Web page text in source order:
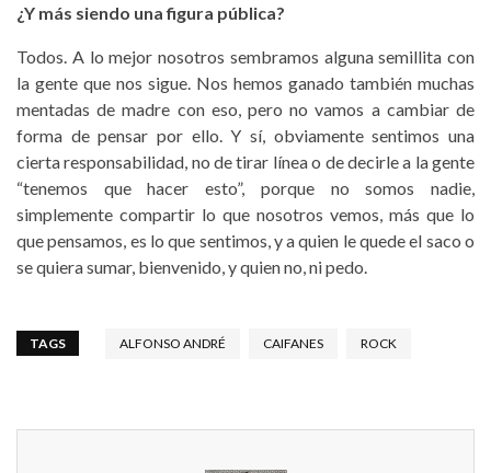
¿Y más siendo una figura pública?
Todos. A lo mejor nosotros sembramos alguna semillita con
la gente que nos sigue. Nos hemos ganado también muchas
mentadas de madre con eso, pero no vamos a cambiar de
forma de pensar por ello. Y sí, obviamente sentimos una
cierta responsabilidad, no de tirar línea o de decirle a la gente
“tenemos que hacer esto”, porque no somos nadie,
simplemente compartir lo que nosotros vemos, más que lo
que pensamos, es lo que sentimos, y a quien le quede el saco o
se quiera sumar, bienvenido, y quien no, ni pedo.
TAGS ALFONSO ANDRÉ CAIFANES ROCK